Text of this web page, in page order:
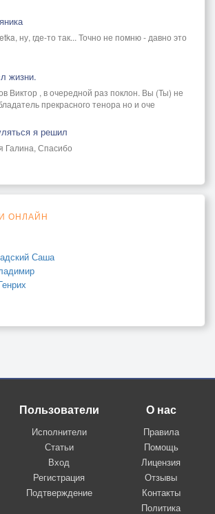
ну, где-то так... Точно не помню - давно это
жизни.
Виктор , в очередной раз поклон. Вы (Ты) не
прекрасного тенора но и оче
я решил
Галина, Спасибо
ОНЛАЙН
Саша
Пользователи
Исполнители
Статьи
Вход
Регистрация
Подтверждение
О нас
Правила
Помощь
Лицензия
Отзывы
Контакты
Политика